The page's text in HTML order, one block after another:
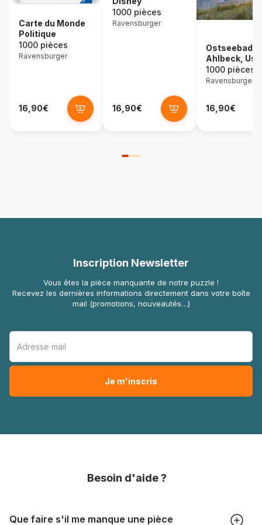
Carte du Monde
Politique
1000 pièces
Ravensburger
16,90€
1000 pièces
Ravensburger
16,90€
Ostseebad
Ahlbeck,
1000 pièces
Ravensburger
16,90€
Inscription Newsletter
Vous êtes la pièce manquante de notre puzzle !
Recevez les dernières informations directement dans votre boîte
mail (promotions, nouveautés…)
Besoin d'aide ?
Que faire s'il me manque une pièce